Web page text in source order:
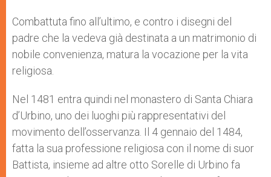
Combattuta fino all’ultimo, e contro i disegni del
padre che la vedeva già destinata a un matrimonio di
nobile convenienza, matura la vocazione per la vita
religiosa.
Nel 1481 entra quindi nel monastero di Santa Chiara
d’Urbino, uno dei luoghi più rappresentativi del
movimento dell’osservanza. Il 4 gennaio del 1484,
fatta la sua professione religiosa con il nome di suor
Battista, insieme ad altre otto Sorelle di Urbino fa